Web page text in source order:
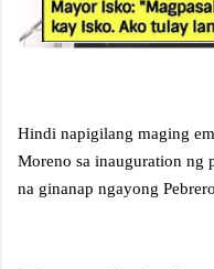
Hindi napigilang maging
Moreno sa inauguration ng
na ginanap ngayong